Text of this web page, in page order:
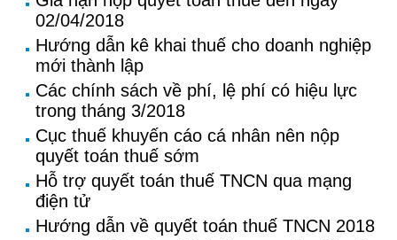
02/04/2018
Hướng dẫn kê khai thuế cho doanh nghiệp
mới thành lập
Các chính sách về phí, lệ phí có hiệu lực
trong tháng 3/2018
Cục thuế khuyến cáo cá nhân nên nộp
quyết toán thuế sớm
Hỗ trợ quyết toán thuế TNCN qua mạng
điện tử
Hướng dẫn về quyết toán thuế TNCN 2018